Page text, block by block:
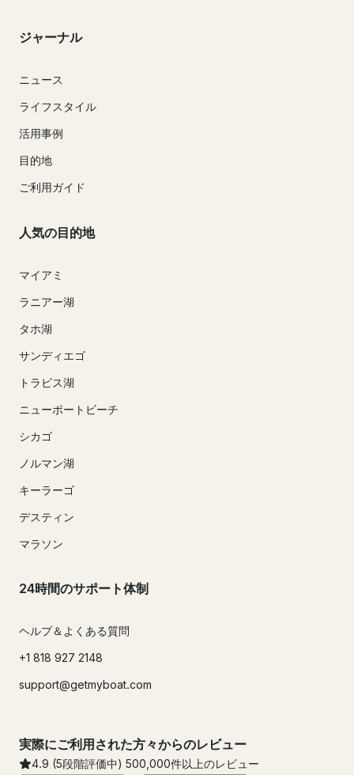
ジャーナル
ニュース
ライフスタイル
活用事例
目的地
ご利用ガイド
人気の目的地
マイアミ
ラニアー湖
タホ湖
サンディエゴ
トラビス湖
ニューポートビーチ
シカゴ
ノルマン湖
キーラーゴ
デスティン
マラソン
24時間のサポート体制
ヘルプ＆よくある質問
+1 818 927 2148
support@getmyboat.com
実際にご利用された方々からのレビュー
4.9 (5段階評価中) 500,000件以上のレビュー